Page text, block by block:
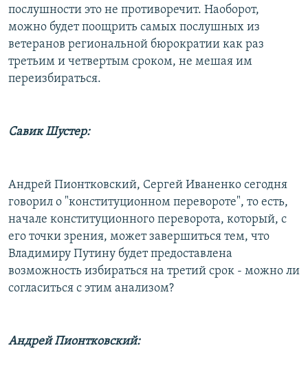
послушности это не противоречит. Наоборот,
можно будет поощрить самых послушных из
ветеранов региональной бюрократии как раз
третьим и четвертым сроком, не мешая им
переизбираться.
Савик Шустер:
Андрей Пионтковский, Сергей Иваненко сегодня
говорил о "конституционном перевороте", то есть,
начале конституционного переворота, который, с
его точки зрения, может завершиться тем, что
Владимиру Путину будет предоставлена
возможность избираться на третий срок - можно ли
согласиться с этим анализом?
Андрей Пионтковский: